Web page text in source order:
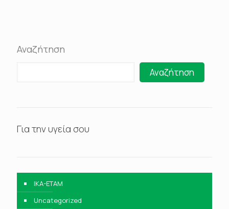
Αναζήτηση
Αναζήτηση
Για την υγεία σου
IKA-ETAM
Uncategorized